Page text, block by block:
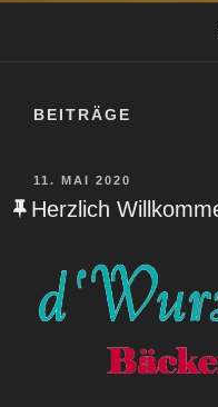
BEITRÄGE
VERÖFFENTLICHT
AM
11. MAI 2020
Herzlich